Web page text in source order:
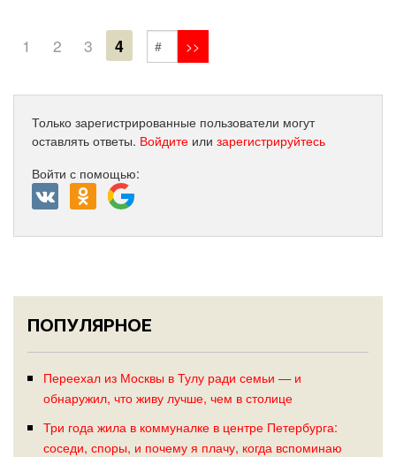
1 2 3 4
Только зарегистрированные пользователи могут
оставлять ответы. Войдите или зарегистрируйтесь
Войти с помощью:
ПОПУЛЯРНОЕ
Переехал из Москвы в Тулу ради семьи — и
обнаружил, что живу лучше, чем в столице
Три года жила в коммуналке в центре Петербурга:
соседи, споры, и почему я плачу, когда вспоминаю